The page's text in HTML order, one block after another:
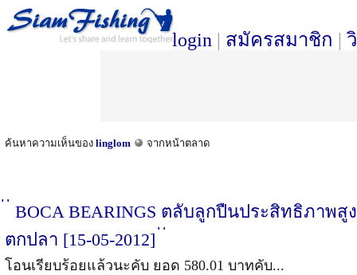
login | สมัครสมาชิก |
ค้นหาความเห็นของ linglom จากหน้าตลาด
BOCA BEARINGS ตลับลูกปืนประสิทธิภาพสู
ตกปลา [15-05-2012] ่ ่
โอนเรียบร้อยแล้วนะคับ ยอด 580.01 บาทคับ...